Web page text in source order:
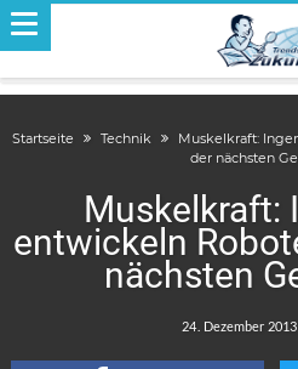
Startseite Technik
Muskelkraft:
der nächsten
Muskelkraft:
entwickeln
nächsten